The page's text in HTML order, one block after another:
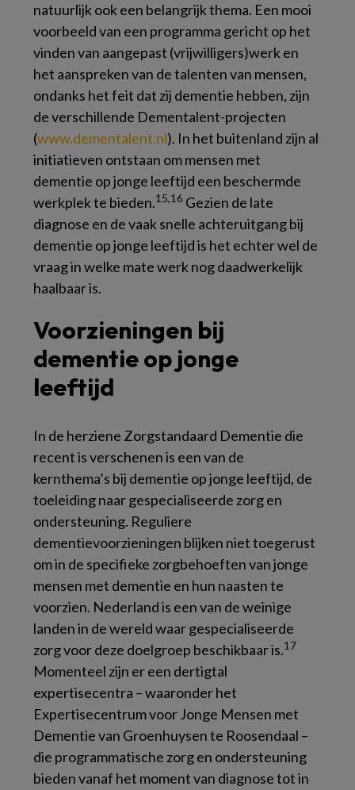
natuurlijk ook een belangrijk thema. Een mooi
voorbeeld van een programma gericht op het
vinden van aangepast (vrijwilligers)werk en
het aanspreken van de talenten van mensen,
ondanks het feit dat zij dementie hebben, zijn
de verschillende Dementalent-projecten
(www.​dementalent.​nl). In het buitenland zijn al
initiatieven ontstaan om mensen met
dementie op jonge leeftijd een beschermde
werkplek te bieden.15,16 Gezien de late
diagnose en de vaak snelle achteruitgang bij
dementie op jonge leeftijd is het echter wel de
vraag in welke mate werk nog daadwerkelijk
haalbaar is.
Voorzieningen bij
dementie op jonge
leeftijd
In de herziene Zorgstandaard Dementie die
recent is verschenen is een van de
kernthema’s bij dementie op jonge leeftijd, de
toeleiding naar gespecialiseerde zorg en
ondersteuning. Reguliere
dementievoorzieningen blijken niet toegerust
om in de specifieke zorgbehoeften van jonge
mensen met dementie en hun naasten te
voorzien. Nederland is een van de weinige
landen in de wereld waar gespecialiseerde
zorg voor deze doelgroep beschikbaar is.17
Momenteel zijn er een dertigtal
expertisecentra – waaronder het
Expertisecentrum voor Jonge Mensen met
Dementie van Groenhuysen te Roosendaal –
die programmatische zorg en ondersteuning
bieden vanaf het moment van diagnose tot in